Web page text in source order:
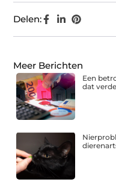
Delen:
Meer Berichten
Een
dat